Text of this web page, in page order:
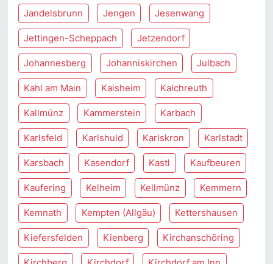
Jandelsbrunn Jengen Jesenwang
Jettingen-Scheppach Jetzendorf
Johannesberg Johanniskirchen Julbach
Kahl am Main Kaisheim Kalchreuth
Kallmünz Kammerstein Karbach
Karlsfeld Karlshuld Karlskron Karlstadt
Karsbach Kasendorf Kastl Kaufbeuren
Kaufering Kelheim Kellmünz Kemmern
Kemnath Kempten (Allgäu) Kettershausen
Kiefersfelden Kienberg Kirchanschöring